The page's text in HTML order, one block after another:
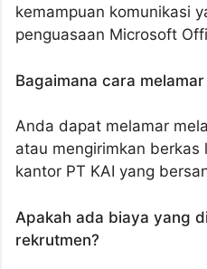
kemampuan komunikasi
penguasaan Microsoft
Bagaimana cara
Anda dapat melamar
atau mengirimkan berkas
kantor PT KAI yang
Apakah ada biaya yang
rekrutmen?